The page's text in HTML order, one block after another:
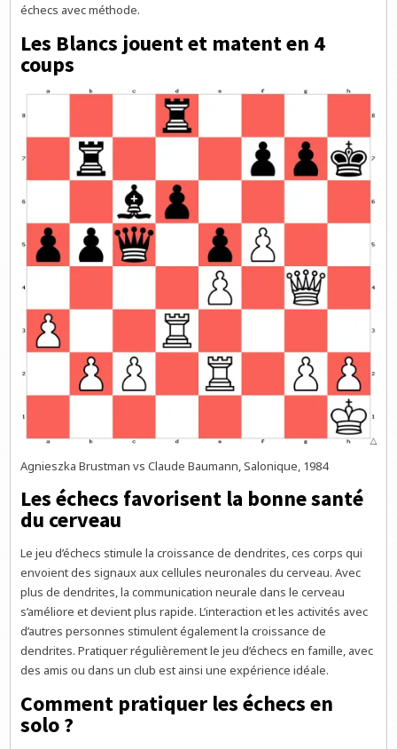
échecs avec méthode.
Les Blancs jouent et matent en 4
coups
Agnieszka Brustman vs Claude Baumann, Salonique, 1984
Les échecs favorisent la bonne santé
du cerveau
Le jeu d’échecs stimule la croissance de dendrites, ces corps qui
envoient des signaux aux cellules neuronales du cerveau. Avec
plus de dendrites, la communication neurale dans le cerveau
s’améliore et devient plus rapide. L’interaction et les activités avec
d’autres personnes stimulent également la croissance de
dendrites. Pratiquer régulièrement le jeu d’échecs en famille, avec
des amis ou dans un club est ainsi une expérience idéale.
Comment pratiquer les échecs en
solo ?